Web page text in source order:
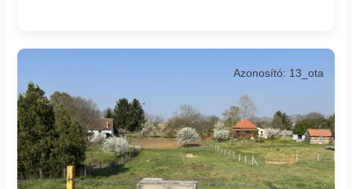
Azonosító: 13_ota